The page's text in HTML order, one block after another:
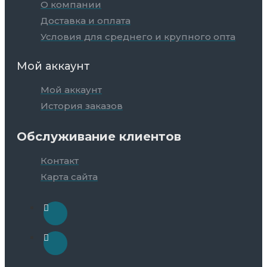
О компании
Доставка и оплата
Условия для среднего и крупного опта
Мой аккаунт
Мой аккаунт
История заказов
Обслуживание клиентов
Контакт
Карта сайта